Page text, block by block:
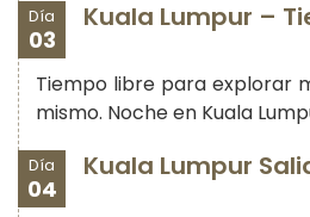
Día
03
Kuala Lumpur –
Tiempo libre para explorar
mismo. Noche en Kuala
Día
04
Kuala Lumpur